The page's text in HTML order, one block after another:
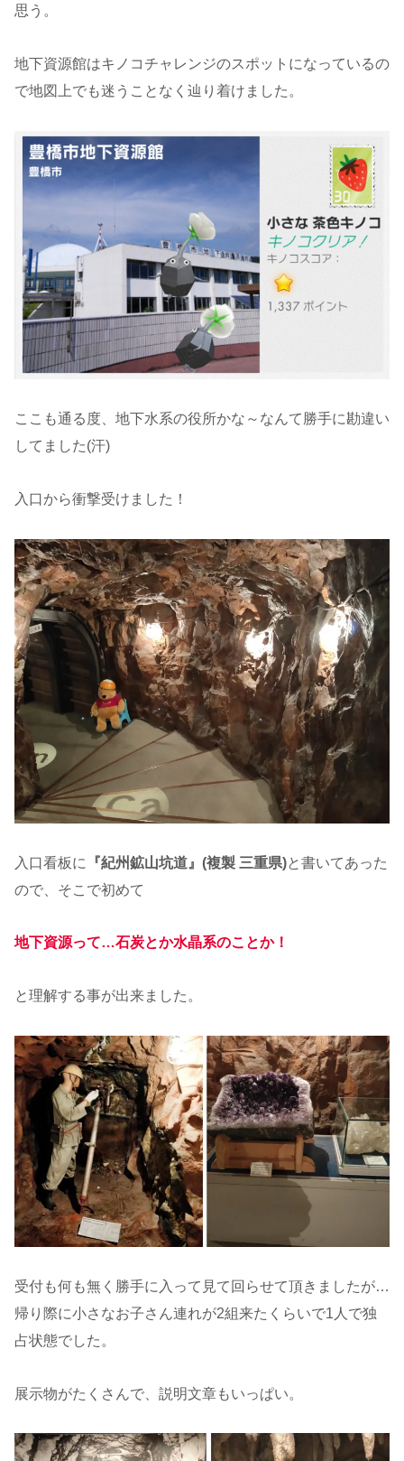
思う。
地下資源館はキノコチャレンジのスポットになっているの
で地図上でも迷うことなく辿り着けました。
ここも通る度、地下水系の役所かな～なんて勝手に勘違い
してました(汗)
入口から衝撃受けました！
入口看板に 『紀州鉱山坑道』(複製 三重県)と書いてあった
ので、そこで初めて
地下資源って…石炭とか水晶系のことか！
と理解する事が出来ました。
受付も何も無く勝手に入って見て回らせて頂きましたが…
帰り際に小さなお子さん連れが2組来たくらいで1人で独
占状態でした。
展示物がたくさんで、説明文章もいっぱい。